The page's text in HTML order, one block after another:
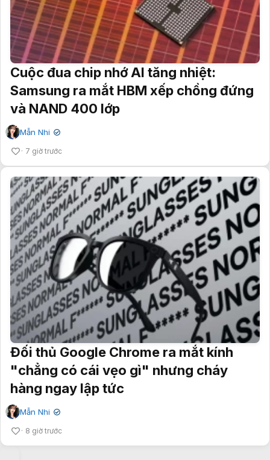
Cuộc đua chip nhớ AI tăng nhiệt:
Samsung ra mắt HBM xếp chồng đứng
và NAND 400 lớp
Mẫn Nhi ✔
7 giờ trước
Đối thủ Google Chrome ra mắt kính
"chẳng có cái vẹo gì" nhưng cháy
hàng ngay lập tức
Mẫn Nhi ✔
8 giờ trước